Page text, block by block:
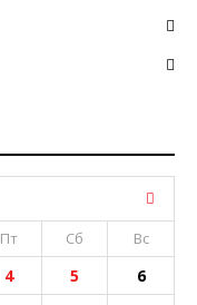
Пт Сб Вс
4 5
6